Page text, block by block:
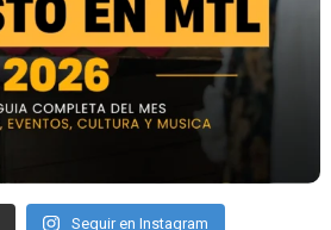
Seguir en Instagram